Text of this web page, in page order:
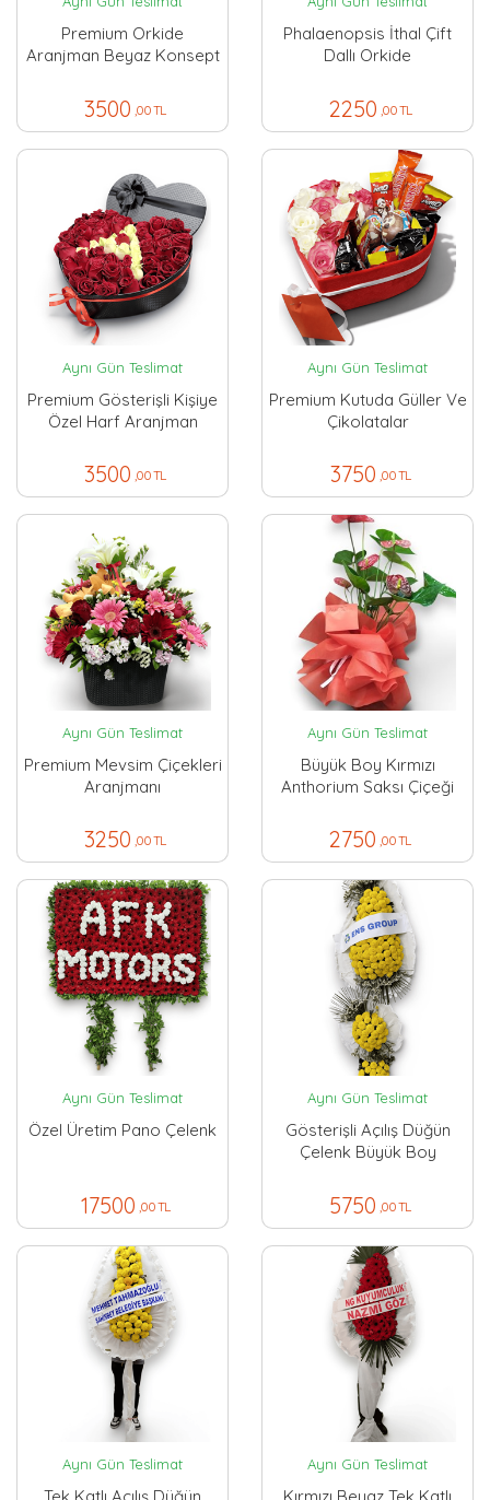
Premium Orkide
Aranjman Beyaz Konsept
3500 ,00 TL
Phalaenopsis İthal Çift
Dallı Orkide
2250 ,00 TL
Aynı Gün Teslimat
Premium Gösterişli Kişiye
Özel Harf Aranjman
3500 ,00 TL
Aynı Gün Teslimat
Premium Kutuda Güller Ve
Çikolatalar
3750 ,00 TL
Aynı Gün Teslimat
Premium Mevsim Çiçekleri
Aranjmanı
3250 ,00 TL
Aynı Gün Teslimat
Büyük Boy Kırmızı
Anthorium Saksı Çiçeği
2750 ,00 TL
Aynı Gün Teslimat
Özel Üretim Pano Çelenk
17500 ,00 TL
Aynı Gün Teslimat
Gösterişli Açılış Düğün
Çelenk Büyük Boy
5750 ,00 TL
Aynı Gün Teslimat Aynı Gün Teslimat